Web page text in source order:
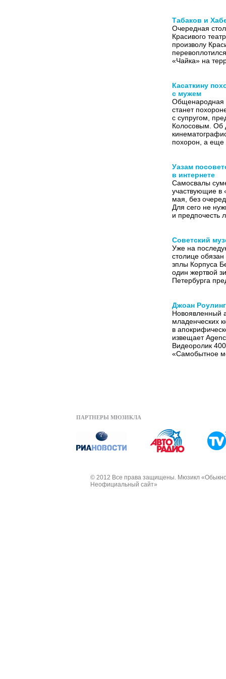
Табаков и
Очередная
Красивого
произволу
«Чайка» на
Касаткину
с мужем
Общенародная
станет
с супругом,
Колосовым. Об
похорон, а
Уазам
в интернете
Самосвалы
участвующие в
мая, без
Для сего не
и предпочесть
Советский
Уже на
столице обязан
зплы Корпуса
один жертвой
Петербурга
Джоан
Новоявленный
младенческих
в
извещает
Видеоролик
«Самобытное
ПАРТНЕРЫ МЮЗИКЛА
© 2012 Все права защищены. Мюзикл
Неофициальный сайт»